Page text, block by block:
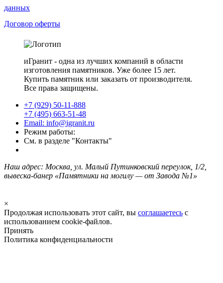
данных
Договор оферты
иГранит - одна из лучших компаний в области
изготовления памятников. Уже более 15 лет.
Купить памятник или заказать от производителя.
Все права защищены.
+7 (929) 50-11-888
+7 (495) 663-51-48
Email: info@igranit.ru
Режим работы:
См. в разделе "Контакты"
Наш адрес: Москва, ул. Малый Путинковский переулок, 1/2,
вывеска-банер «Памятники на могилу — от Завода №1»
×
Продолжая использовать этот сайт, вы соглашаетесь с
использованием cookie-файлов.
Принять
Политика конфиденциальности